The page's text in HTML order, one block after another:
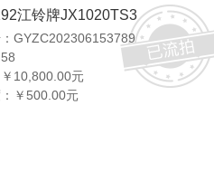
江铃牌JX1020TS3
GYZC202306153789
￥10,800.00元
￥500.00元